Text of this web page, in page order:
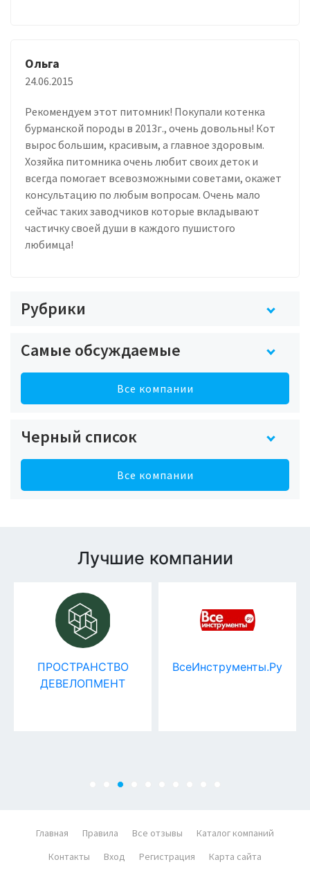
Ольга
24.06.2015
Рекомендуем этот питомник! Покупали котенка
бурманской породы в 2013г., очень довольны! Кот
вырос большим, красивым, а главное здоровым.
Хозяйка питомника очень любит своих деток и
всегда помогает всевозможными советами, окажет
консультацию по любым вопросам. Очень мало
сейчас таких заводчиков которые вкладывают
частичку своей души в каждого пушистого
любимца!
Рубрики
Самые обсуждаемые
Все компании
Черный список
Все компании
Лучшие компании
ПРОСТРАНСТВО
ДЕВЕЛОПМЕНТ
ВсеИнструменты.Ру
Главная Правила Все отзывы
Каталог компаний
Контакты
Вход Регистрация Карта сайта